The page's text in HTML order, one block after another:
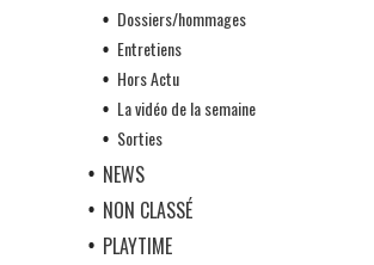
Dossiers/hommages
Entretiens
Hors Actu
La vidéo de la semaine
Sorties
NEWS
NON CLASSÉ
PLAYTIME